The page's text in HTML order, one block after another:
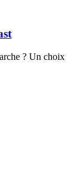
? Un choix